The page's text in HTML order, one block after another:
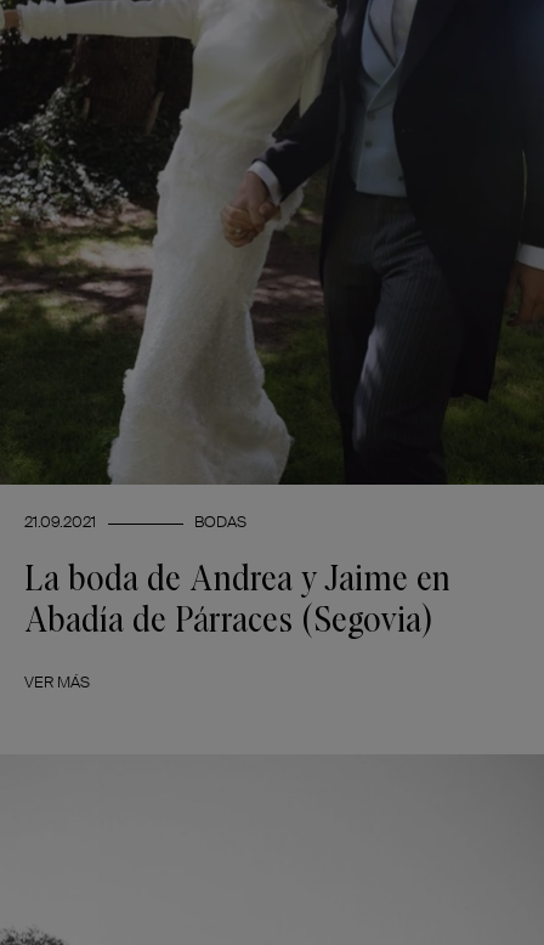
21.09.2021 BODAS
La boda de Andrea y Jaime en
Abadía de Párraces (Segovia)
VER MÁS